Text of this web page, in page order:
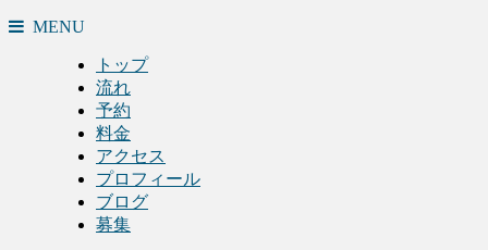
MENU
トップ
流れ
予約
料金
アクセス
プロフィール
ブログ
募集